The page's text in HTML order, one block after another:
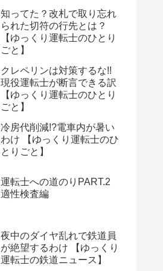
知ってた？改札で取り忘れ
られた切符の行先とは？
【ゆっくり運転士のひとり
ごと】
クレペリンは対策するな!!
現役運転士が断言できる訳
【ゆっくり運転士のひとり
ごと】
冷房代削減!?電車内が暑い
わけ 【ゆっくり運転士のひ
とりごと】
運転士への道のりPART.2
適性検査編
夜中のダイヤ乱れで鉄道員
が絶望するわけ 【ゆっくり
運転士の鉄道ニュース】